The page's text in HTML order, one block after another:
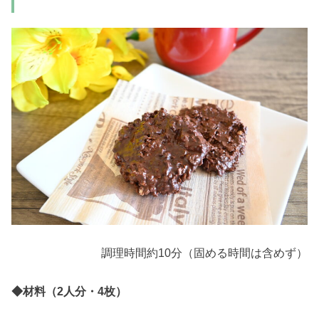
調理時間約10分（固める時間は含めず）
◆材料（2人分・4枚）